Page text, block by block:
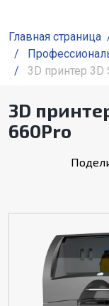
Главная страница
/
/
3D принтер
3D
660Pro